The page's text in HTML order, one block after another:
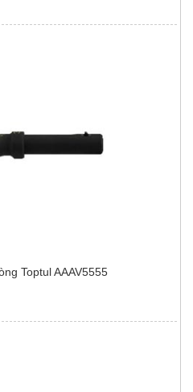
Toptul AAAV5555